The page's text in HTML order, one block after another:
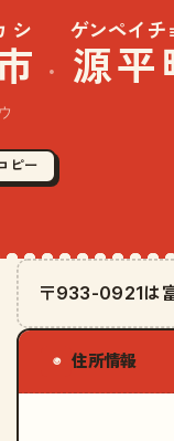
シ
· 源平
ゲンペイチ
ピー
〒933-0921は
◉ 住所情報